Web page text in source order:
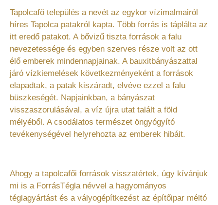
Tapolcafő település a nevét az egykor vízimalmairól
híres Tapolca patakról kapta. Több forrás is táplálta az
itt eredő patakot. A bővizű tiszta források a falu
nevezetessége és egyben szerves része volt az ott
élő emberek mindennapjainak. A bauxitbányászattal
járó vízkiemelések következményeként a források
elapadtak, a patak kiszáradt, elvéve ezzel a falu
büszkeségét. Napjainkban, a bányászat
visszaszorulásával, a víz újra utat talált a föld
mélyéből. A csodálatos természet öngyógyító
tevékenységével helyrehozta az emberek hibáit.
Ahogy a tapolcafői források visszatértek, úgy kívánjuk
mi is a ForrásTégla névvel a hagyományos
téglagyártást és a vályogépítkezést az építőipar méltó